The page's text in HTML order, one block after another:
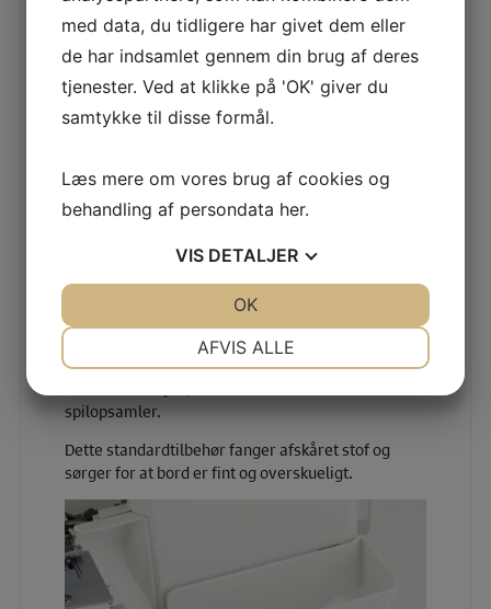
end andre maskiner, hvilket vil give dig en endnu
bedre og mere behagelig syoplevelse.
Opsamlingsbakke
For at holde dit arbejdsområde pænt og ryddeligt
spilopsamler.
Dette standardtilbehør fanger afskåret stof og
sørger for at bord er fint og overskueligt.
med data, du tidligere har givet dem eller
de har indsamlet gennem din brug af deres
tjenester. Ved at klikke på 'OK' giver du
samtykke til disse formål.
Læs mere om vores brug af cookies og
behandling af persondata her.
VIS DETALJER
MARKETING
AFVIS ALLE
OK